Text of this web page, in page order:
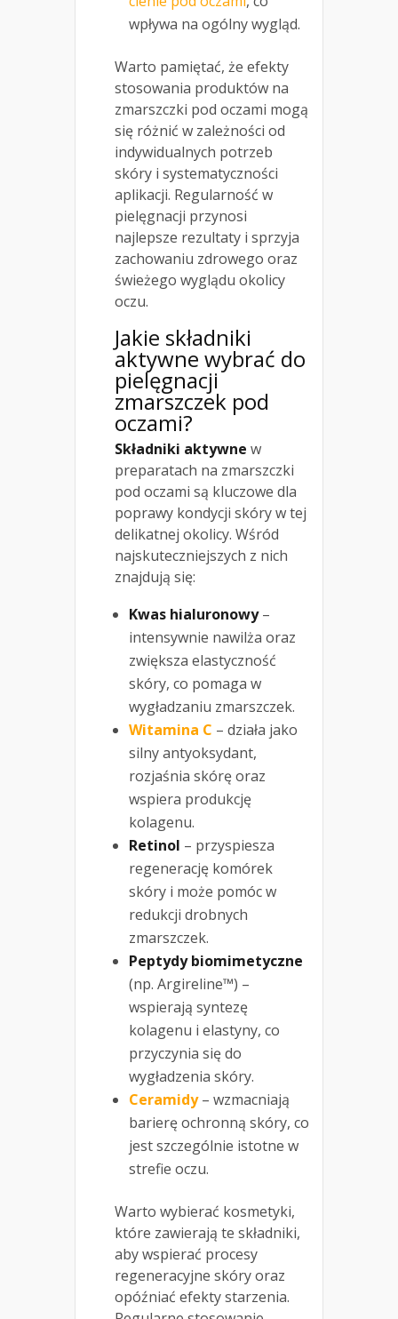
wpływa na ogólny wygląd.
Warto pamiętać, że efekty
stosowania produktów na
zmarszczki pod oczami mogą
się różnić w zależności od
indywidualnych potrzeb
skóry i systematyczności
aplikacji. Regularność w
pielęgnacji przynosi
najlepsze rezultaty i sprzyja
zachowaniu zdrowego oraz
świeżego wyglądu okolicy
oczu.
Jakie składniki
aktywne wybrać do
pielęgnacji
zmarszczek pod
oczami?
Składniki aktywne w
preparatach na zmarszczki
pod oczami są kluczowe dla
poprawy kondycji skóry w tej
delikatnej okolicy. Wśród
najskuteczniejszych z nich
znajdują się:
Kwas hialuronowy–
intensywnie nawilża oraz
zwiększa elastyczność
skóry, co pomaga w
wygładzaniu zmarszczek.
Witamina C – działa jako
silny antyoksydant,
rozjaśnia skórę oraz
wspiera produkcję
kolagenu.
Retinol – przyspiesza
regenerację komórek
skóry i może pomóc w
redukcji drobnych
zmarszczek.
Peptydy biomimetyczne
(np. Argireline™) –
wspierają syntezę
kolagenu i elastyny, co
przyczynia się do
wygładzenia skóry.
Ceramidy– wzmacniają
barierę ochronną skóry, co
jest szczególnie istotne w
strefie oczu.
Warto wybierać kosmetyki,
które zawierają te składniki,
aby wspierać procesy
regeneracyjne skóry oraz
opóźniać efekty starzenia.